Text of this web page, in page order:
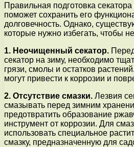
Правильная подготовка
поможет сохранить его
долговечность. Однако,
которые нужно избегать, чтобы
1. Неочищенный секатор.
секатор на зиму, необходимо
грязи, смолы и остатков
могут привести к коррозии и
2. Отсутствие смазки. Лезвия
смазывать перед зимним
предотвратить образование
инструмент от коррозии. Для
использовать специальное
смазку, предназначенную для